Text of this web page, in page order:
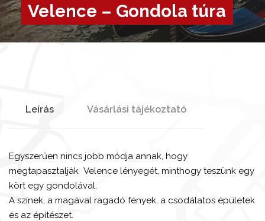
Velence – Gondola túra
Leírás Vásárlási tájékoztató
Egyszerűen nincs jobb módja annak, hogy
megtapasztalják Velence lényegét, minthogy teszünk egy
kört egy gondolával.
A színek, a magával ragadó fények, a csodálatos épületek
és az építészet.